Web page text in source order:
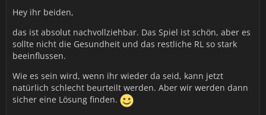
Hey ihr beiden,
das ist absolut nachvollziehbar. Das Spiel ist schön, aber es
sollte nicht die Gesundheit und das restliche RL so stark
beeinflussen.
Wie es sein wird, wenn ihr wieder da seid, kann jetzt
natürlich schlecht beurteilt werden. Aber wir werden dann
sicher eine Lösung finden.